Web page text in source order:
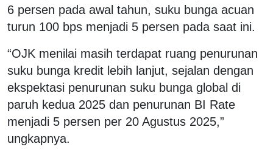
6 persen pada awal tahun, suku bunga acuan
turun 100 bps menjadi 5 persen pada saat ini.
“OJK menilai masih terdapat ruang penurunan
suku bunga kredit lebih lanjut, sejalan dengan
ekspektasi penurunan suku bunga global di
paruh kedua 2025 dan penurunan BI Rate
menjadi 5 persen per 20 Agustus 2025,”
ungkapnya.